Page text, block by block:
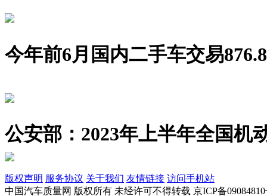
今年前6月国内二手车交易
公安部：2023年上半年全国机
版权声明 服务协议 关于我们 友情链接 访问手机站
中国汽车质量网 版权所有 未经许可不得转载 京ICP备09084810